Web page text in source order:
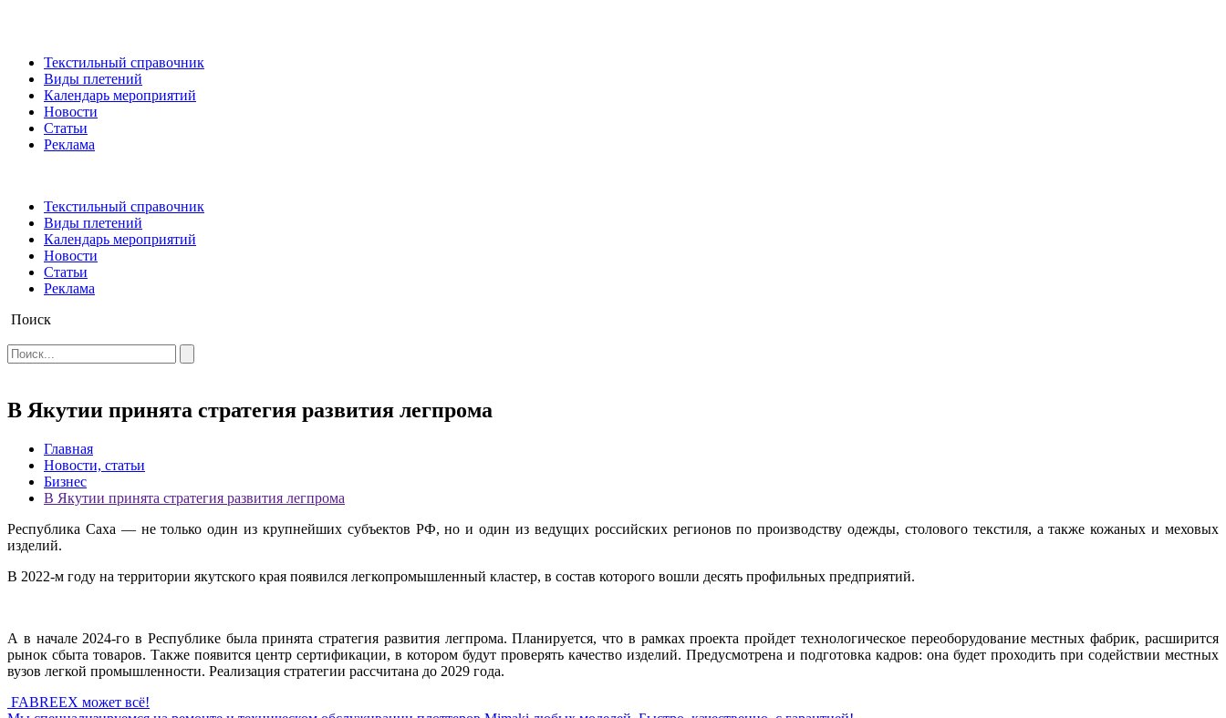
Текстильный справочник
Виды плетений
Календарь мероприятий
Новости
Статьи
Реклама
Текстильный справочник
Виды плетений
Календарь мероприятий
Новости
Статьи
Реклама
Поиск
В Якутии принята стратегия развития легпрома
Главная
Новости, статьи
Бизнес
В Якутии принята стратегия развития легпрома
Республика Саха — не только один из крупнейших субъектов РФ, но и один из ведущих российских регионов по производству одежды, столового текстиля, а также кожаных и меховых
изделий.
В 2022-м году на территории якутского края появился легкопромышленный кластер, в состав которого вошли десять профильных предприятий.
А в начале 2024-го в Республике была принята стратегия развития легпрома. Планируется, что в рамках проекта пройдет технологическое переоборудование местных фабрик, расширится
рынок сбыта товаров. Также появится центр сертификации, в котором будут проверять качество изделий. Предусмотрена и подготовка кадров: она будет проходить при содействии местных
вузов легкой промышленности. Реализация стратегии рассчитана до 2029 года.
FABREEX может всё!